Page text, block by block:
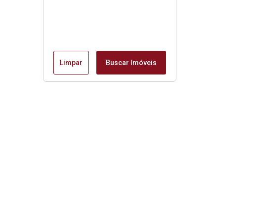
Limpar Buscar Imóveis